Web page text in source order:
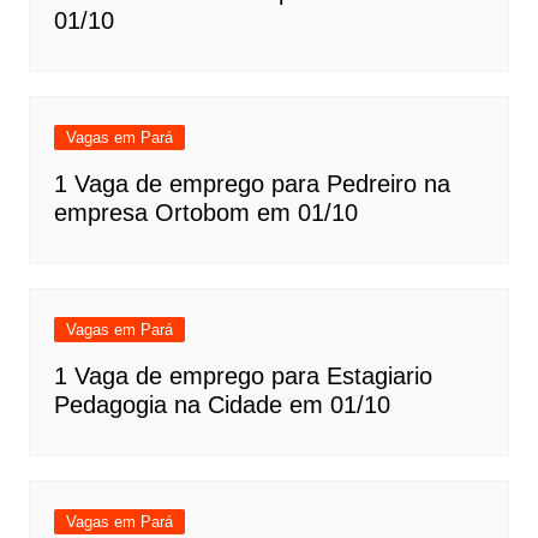
01/10
Vagas em Pará
1 Vaga de emprego para Pedreiro na
empresa Ortobom em 01/10
Vagas em Pará
1 Vaga de emprego para Estagiario
Pedagogia na Cidade em 01/10
Vagas em Pará